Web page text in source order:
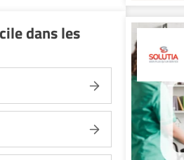
repassage,
vous médicaux...)
dans les